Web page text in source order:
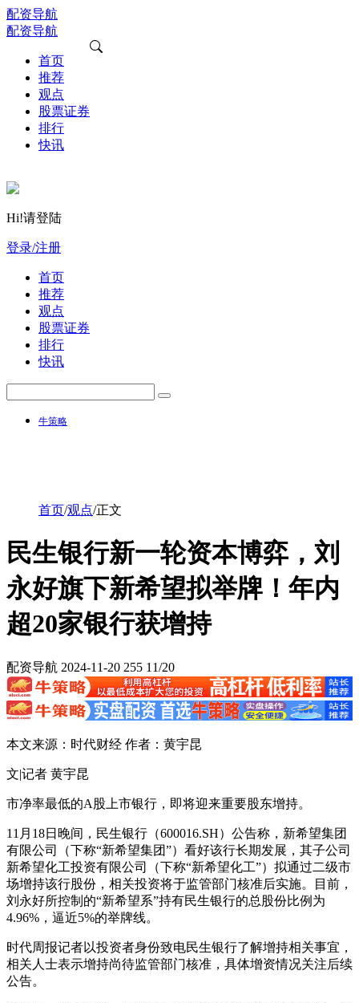
配资导航
配资导航
首页
推荐
观点
股票证券
排行
快讯
Hi!请登陆
登录/注册
首页
推荐
观点
股票证券
排行
快讯
牛策略
首页/观点/正文
民生银行新一轮资本博弈，刘
永好旗下新希望拟举牌！年内
超20家银行获增持
配资导航 2024-11-20 255 11/20
本文来源：时代财经 作者：黄宇昆
文|记者 黄宇昆
市净率最低的A股上市银行，即将迎来重要股东增持。
11月18日晚间，民生银行（600016.SH）公告称，新希望集团
有限公司（下称“新希望集团”）看好该行长期发展，其子公司
新希望化工投资有限公司（下称“新希望化工”）拟通过二级市
场增持该行股份，相关投资将于监管部门核准后实施。目前，
刘永好所控制的“新希望系”持有民生银行的总股份比例为
4.96%，逼近5%的举牌线。
时代周报记者以投资者身份致电民生银行了解增持相关事宜，
相关人士表示增持尚待监管部门核准，具体增资情况关注后续
公告。